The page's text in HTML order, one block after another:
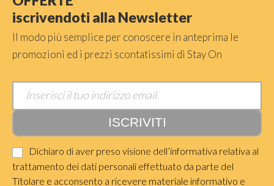
iscrivendoti alla Newsletter
Il modo più semplice per conoscere in anteprima le
promozioni ed i prezzi scontatissimi di Stay On
Dichiaro di aver preso visione dell’informativa relativa al
trattamento dei dati personali effettuato da parte del
Titolare e acconsento a ricevere materiale informativo e